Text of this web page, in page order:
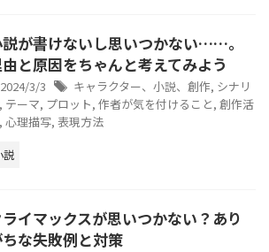
が書けないし思いつかない……。
と原因をちゃんと考えてみよう
2024/3/3 キャラクター、小説、創作, シナリ
, テーマ, プロット, 作者が気を付けること, 創作活
, 心理描写, 表現方法
説
イマックスが思いつかない？あり
な失敗例と対策